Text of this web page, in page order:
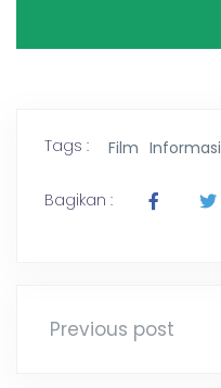
Tags : Film Informasi
Bagikan :
Previous post